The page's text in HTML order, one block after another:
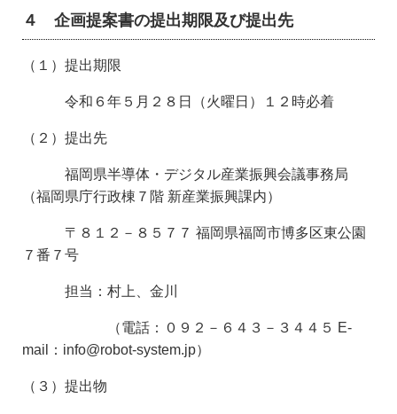
４ 企画提案書の提出期限及び提出先
（１）提出期限
令和６年５月２８日（火曜日）１２時必着
（２）提出先
福岡県半導体・デジタル産業振興会議事務局
（福岡県庁行政棟７階 新産業振興課内）
〒８１２－８５７７ 福岡県福岡市博多区東公園
７番７号
担当：村上、金川
（電話：０９２－６４３－３４４５ E-
mail：info@robot-system.jp）
（３）提出物